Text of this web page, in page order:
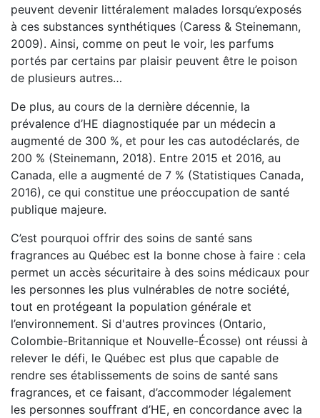
peuvent devenir littéralement malades lorsqu’exposés
à ces substances synthétiques (Caress & Steinemann,
2009). Ainsi, comme on peut le voir, les parfums
portés par certains par plaisir peuvent être le poison
de plusieurs autres…
De plus, au cours de la dernière décennie, la
prévalence d’HE diagnostiquée par un médecin a
augmenté de 300 %, et pour les cas autodéclarés, de
200 % (Steinemann, 2018). Entre 2015 et 2016, au
Canada, elle a augmenté de 7 % (Statistiques Canada,
2016), ce qui constitue une préoccupation de santé
publique majeure.
C’est pourquoi offrir des soins de santé sans
fragrances au Québec est la bonne chose à faire : cela
permet un accès sécuritaire à des soins médicaux pour
les personnes les plus vulnérables de notre société,
tout en protégeant la population générale et
l’environnement. Si d'autres provinces (Ontario,
Colombie-Britannique et Nouvelle-Écosse) ont réussi à
relever le défi, le Québec est plus que capable de
rendre ses établissements de soins de santé sans
fragrances, et ce faisant, d’accommoder légalement
les personnes souffrant d’HE, en concordance avec la